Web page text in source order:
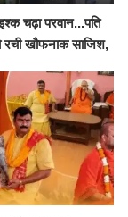
चढ़ा परवान...पति
रची खौफनाक साजिश,